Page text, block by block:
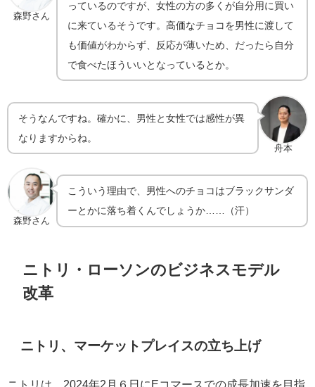
森野さん
っているのですが、女性の方の多くが自分用に買い
に来ているそうです。高価なチョコを男性に渡して
も価値がわからず、反応が薄いため、だったら自分
で食べたほういいとなっているとか。
舟本
そうなんですね。確かに、男性と女性では感性が異
なりますからね。
森野さん
こういう理由で、男性へのチョコはブラックサンダ
ーとかに落ち着くんでしょうか……（汗）
ニトリ・ローソンのビジネスモデル
改革
ニトリ、マーケットプレイスの立ち上げ
ニトリは、2024年2月６日にEコマースでの成長加速を目指